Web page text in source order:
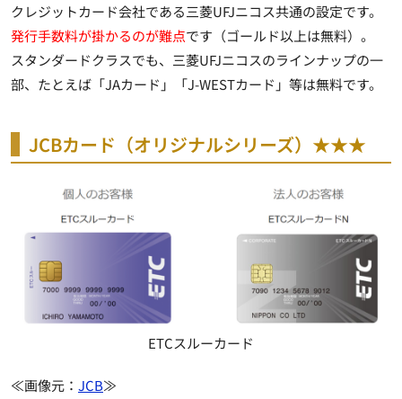
クレジットカード会社である三菱UFJニコス共通の設定です。
発行手数料が掛かるのが難点です（ゴールド以上は無料）。
スタンダードクラスでも、三菱UFJニコスのラインナップの一
部、たとえば「JAカード」「J-WESTカード」等は無料です。
JCBカード（オリジナルシリーズ）★★★
ETCスルーカード
≪画像元： JCB≫